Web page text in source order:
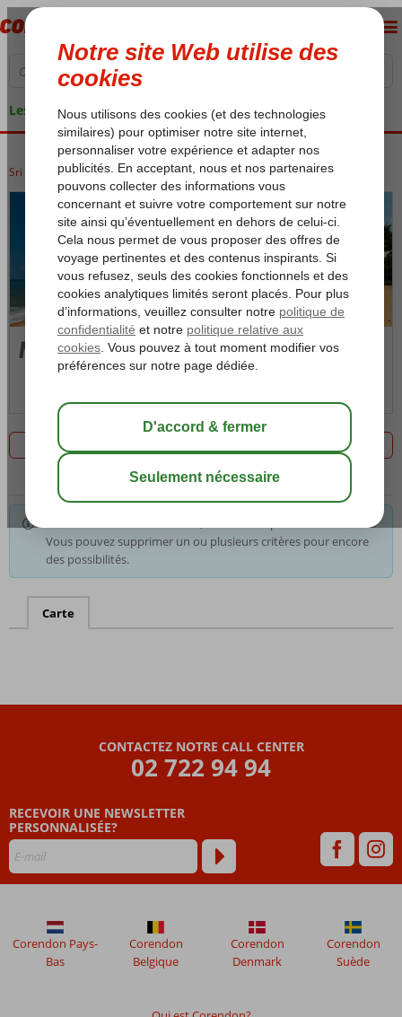
Les garanties de vacances
Sri Lanka Sri Lanka Ouest Sri Lanka Ouest Negombo
Negombo
Pour les critères sélectionnés, nous avons pas le choix. Astuce:
Vous pouvez supprimer un ou plusieurs critères pour encore
des possibilités.
Carte
CONTACTEZ NOTRE CALL CENTER
02 722 94 94
RECEVOIR UNE NEWSLETTER
PERSONNALISÉE?
Corendon Pays-
Bas
Corendon
Belgique
Corendon
Denmark
Corendon
Suède